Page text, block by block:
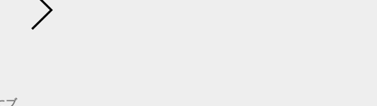
ブ